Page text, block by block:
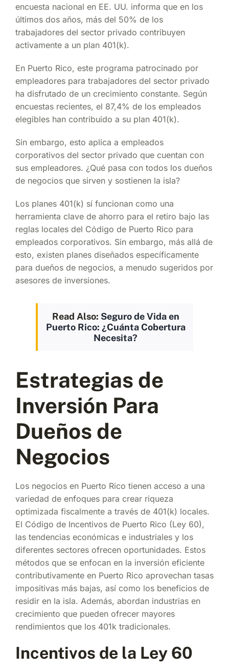
encuesta nacional en EE. UU. informa que en los
últimos dos años, más del 50% de los
trabajadores del sector privado contribuyen
activamente a un plan 401(k).
En Puerto Rico, este programa patrocinado por
empleadores para trabajadores del sector privado
ha disfrutado de un crecimiento constante. Según
encuestas recientes, el 87,4% de los empleados
elegibles han contribuido a su plan 401(k).
Sin embargo, esto aplica a empleados
corporativos del sector privado que cuentan con
sus empleadores. ¿Qué pasa con todos los dueños
de negocios que sirven y sostienen la isla?
Los planes 401(k) sí funcionan como una
herramienta clave de ahorro para el retiro bajo las
reglas locales del Código de Puerto Rico para
empleados corporativos. Sin embargo, más allá de
esto, existen planes diseñados específicamente
para dueños de negocios, a menudo sugeridos por
asesores de inversiones.
Read Also: Seguro de Vida en
Puerto Rico: ¿Cuánta Cobertura
Necesita?
Estrategias de
Inversión Para
Dueños de
Negocios
Los negocios en Puerto Rico tienen acceso a una
variedad de enfoques para crear riqueza
optimizada fiscalmente a través de 401(k) locales.
El Código de Incentivos de Puerto Rico (Ley 60),
las tendencias económicas e industriales y los
diferentes sectores ofrecen oportunidades. Estos
métodos que se enfocan en la inversión eficiente
contributivamente en Puerto Rico aprovechan tasas
impositivas más bajas, así como los beneficios de
residir en la isla. Además, abordan industrias en
crecimiento que pueden ofrecer mayores
rendimientos que los 401k tradicionales.
Incentivos de la Ley 60